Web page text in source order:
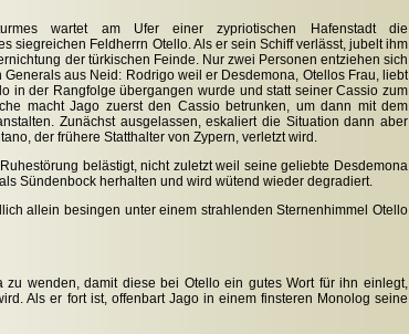
wartet am Ufer einer zypriotischen Hafenstadt die
siegreichen Feldherrn Otello. Als er sein Schiff verlässt, jubelt ihm
der türkischen Feinde. Nur zwei Personen entziehen sich
aus Neid: Rodrigo weil er Desdemona, Otellos Frau, liebt
in der Rangfolge übergangen wurde und statt seiner Cassio zum
macht Jago zuerst den Cassio betrunken, um dann mit dem
Zunächst ausgelassen, eskaliert die Situation dann aber
der frühere Statthalter von Zypern, verletzt wird.
belästigt, nicht zuletzt weil seine geliebte Desdemona
Sündenbock herhalten und wird wütend wieder degradiert.
allein besingen unter einem strahlenden Sternenhimmel Otello
zu wenden, damit diese bei Otello ein gutes Wort für ihn einlegt,
Als er fort ist, offenbart Jago in einem finsteren Monolog seine